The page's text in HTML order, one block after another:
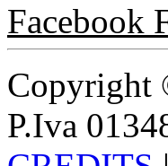
Facebook
Copyright
P.Iva